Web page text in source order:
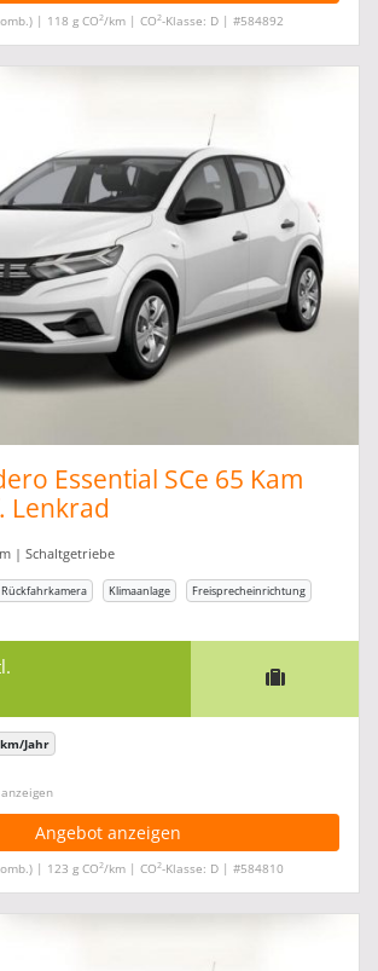
| 118 g CO2/km | CO2-Klasse: D | #584892
Essential SCe 65 Kam
Lenkrad
| Schaltgetriebe
Rückfahrkamera Klimaanlage
Freisprecheinrichtung
Jahr
ausblenden
Angebot anzeigen
| 123 g CO2/km | CO2-Klasse: D | #584810